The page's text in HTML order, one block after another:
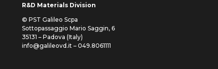
R&D Materials Division
© PST Galileo Scpa
Sottopassaggio Mario Saggin, 6
35131 – Padova (Italy)
info@galileovd.it – 049.8061111